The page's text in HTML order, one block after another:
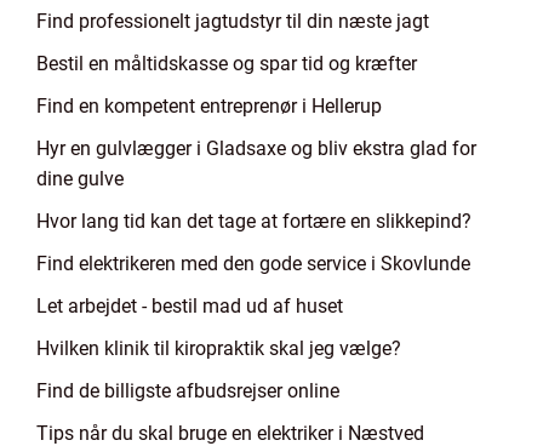
Find professionelt jagtudstyr til din næste jagt
Bestil en måltidskasse og spar tid og kræfter
Find en kompetent entreprenør i Hellerup
Hyr en gulvlægger i Gladsaxe og bliv ekstra glad for
dine gulve
Hvor lang tid kan det tage at fortære en slikkepind?
Find elektrikeren med den gode service i Skovlunde
Let arbejdet - bestil mad ud af huset
Hvilken klinik til kiropraktik skal jeg vælge?
Find de billigste afbudsrejser online
Tips når du skal bruge en elektriker i Næstved